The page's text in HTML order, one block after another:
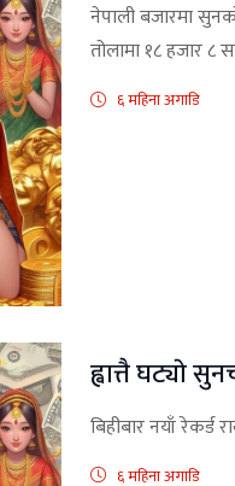
नेपाली बजारमा
तोलामा १८ हजार ८
६ महिना अगाडि
ह्वात्तै घट्याे
बिहीबार नयाँ रेकर्ड
६ महिना अगाडि